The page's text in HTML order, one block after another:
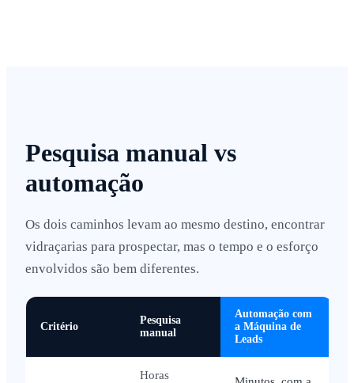
Pesquisa manual vs
automação
Os dois caminhos levam ao mesmo destino, encontrar
vidraçarias para prospectar, mas o tempo e o esforço
envolvidos são bem diferentes.
Critério
Pesquisa
manual
Automação com
a Máquina de
Leads
Horas